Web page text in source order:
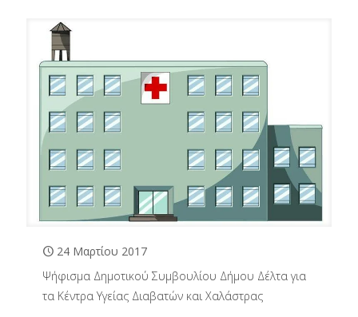
24 Μαρτίου 2017
Ψήφισμα Δημοτικού Συμβουλίου Δήμου Δέλτα για
τα Κέντρα Υγείας Διαβατών και Χαλάστρας